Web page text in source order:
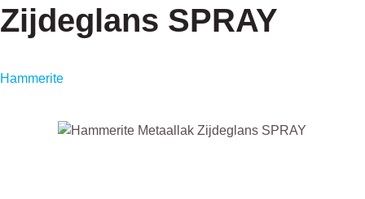
Zijdeglans SPRAY
Hammerite
Afbeeldingengalerij overslaan